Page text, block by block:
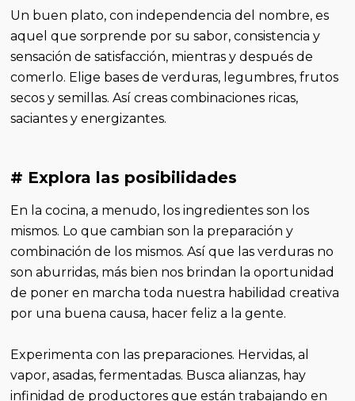
Un buen plato, con independencia del nombre, es
aquel que sorprende por su sabor, consistencia y
sensación de satisfacción, mientras y después de
comerlo. Elige bases de verduras, legumbres, frutos
secos y semillas. Así creas combinaciones ricas,
saciantes y energizantes.
# Explora las posibilidades
En la cocina, a menudo, los ingredientes son los
mismos. Lo que cambian son la preparación y
combinación de los mismos. Así que las verduras no
son aburridas, más bien nos brindan la oportunidad
de poner en marcha toda nuestra habilidad creativa
por una buena causa, hacer feliz a la gente.
Experimenta con las preparaciones. Hervidas, al
vapor, asadas, fermentadas. Busca alianzas, hay
infinidad de productores que están trabajando en